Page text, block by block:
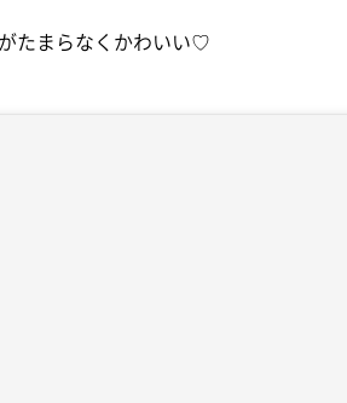
たまらなくかわいい♡